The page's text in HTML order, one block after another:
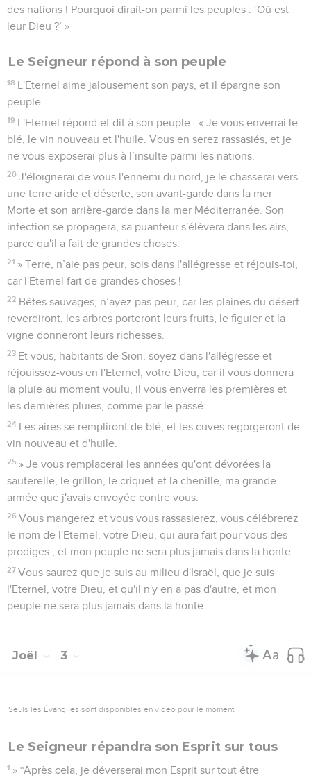
des nations ! Pourquoi dirait-on parmi les peuples : ‘Où est
leur Dieu ?’ »
Le Seigneur répond à son peuple
18 L'Eternel aime jalousement son pays, et il épargne son
peuple.
19 L'Eternel répond et dit à son peuple : « Je vous enverrai le
blé, le vin nouveau et l'huile. Vous en serez rassasiés, et je
ne vous exposerai plus à l’insulte parmi les nations.
20 J'éloignerai de vous l'ennemi du nord, je le chasserai vers
une terre aride et déserte, son avant-garde dans la mer
Morte et son arrière-garde dans la mer Méditerranée. Son
infection se propagera, sa puanteur s'élèvera dans les airs,
parce qu'il a fait de grandes choses.
21 » Terre, n’aie pas peur, sois dans l'allégresse et réjouis-toi,
car l'Eternel fait de grandes choses !
22 Bêtes sauvages, n’ayez pas peur, car les plaines du désert
reverdiront, les arbres porteront leurs fruits, le figuier et la
vigne donneront leurs richesses.
23 Et vous, habitants de Sion, soyez dans l'allégresse et
réjouissez-vous en l'Eternel, votre Dieu, car il vous donnera
la pluie au moment voulu, il vous enverra les premières et
les dernières pluies, comme par le passé.
24 Les aires se rempliront de blé, et les cuves regorgeront de
vin nouveau et d'huile.
25 » Je vous remplacerai les années qu'ont dévorées la
sauterelle, le grillon, le criquet et la chenille, ma grande
armée que j'avais envoyée contre vous.
26 Vous mangerez et vous vous rassasierez, vous célébrerez
le nom de l'Eternel, votre Dieu, qui aura fait pour vous des
prodiges ; et mon peuple ne sera plus jamais dans la honte.
27 Vous saurez que je suis au milieu d'Israël, que je suis
l'Eternel, votre Dieu, et qu'il n'y en a pas d'autre, et mon
peuple ne sera plus jamais dans la honte.
Joël 3
Seuls les Évangiles sont disponibles en vidéo pour le moment.
Le Seigneur répandra son Esprit sur tous
1 » *Après cela, je déverserai mon Esprit sur tout être